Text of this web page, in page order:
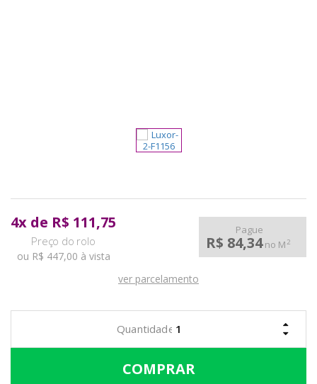
4x de R$ 111,75
ou R$ 447,00 à vista
Pague
R$ 84,34no M2
ver parcelamento